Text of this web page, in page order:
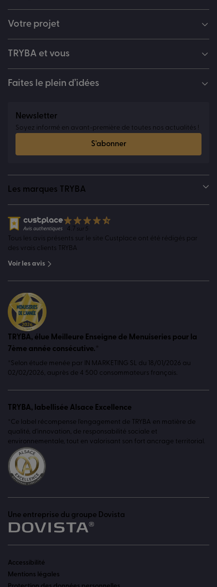
Votre projet
TRYBA et vous
Faites le plein d’idées
Newsletter
Soyez informé en avant-première de toutes nos actualités !
S'abonner
Les marques TRYBA
4.7 sur 5
Tous les avis présents sur le site Custplace ont été rédigés par
des vrais clients TRYBA
Voir les avis
TRYBA, élue Meilleure Enseigne de Menuiseries pour la
7ème année consécutive.*
*Selon étude menée par IN MARKETING SL du 18/01/2026 au
02/02/2026, auprès de 4 500 consommateurs français.
TRYBA, labellisée Alsace Excellence
*Ce label récompense l'engagement de TRYBA en matière de
qualité, d'innovation, de responsabilité sociale et
environnementale, tout en valorisant son fort ancrage territorial.
Une entreprise du groupe Dovista
Accessibilité
Mentions légales